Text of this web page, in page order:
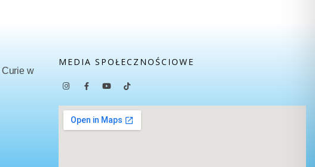
Curie w
MEDIA SPOŁECZNOŚCIOWE